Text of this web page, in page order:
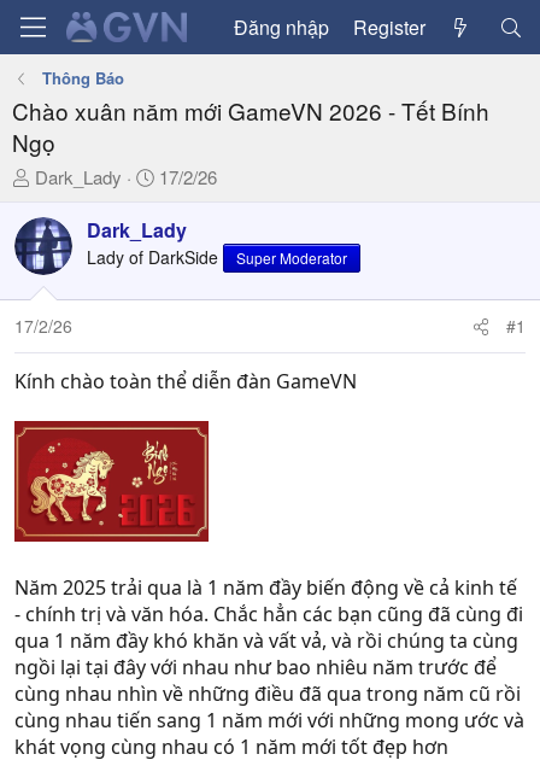
Đăng nhập Register
Thông Báo
Chào xuân năm mới GameVN 2026 - Tết Bính
Ngọ
T
r
e
a
d
s
t
a
t
e
r
Dark_Lady
N
à
y
ử
17/2/26
Dark_Lady
Lady of DarkSide Super Moderator
17/2/26 #1
Kính chào toàn thể diễn đàn GameVN
Năm 2025 trải qua là 1 năm đầy biến động về cả kinh tế
- chính trị và văn hóa. Chắc hẳn các bạn cũng đã cùng đi
qua 1 năm đầy khó khăn và vất vả, và rồi chúng ta cùng
ngồi lại tại đây với nhau như bao nhiêu năm trước để
cùng nhau nhìn về những điều đã qua trong năm cũ rồi
cùng nhau tiến sang 1 năm mới với những mong ước và
khát vọng cùng nhau có 1 năm mới tốt đẹp hơn